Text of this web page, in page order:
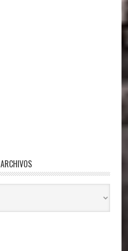
ARCHIVOS